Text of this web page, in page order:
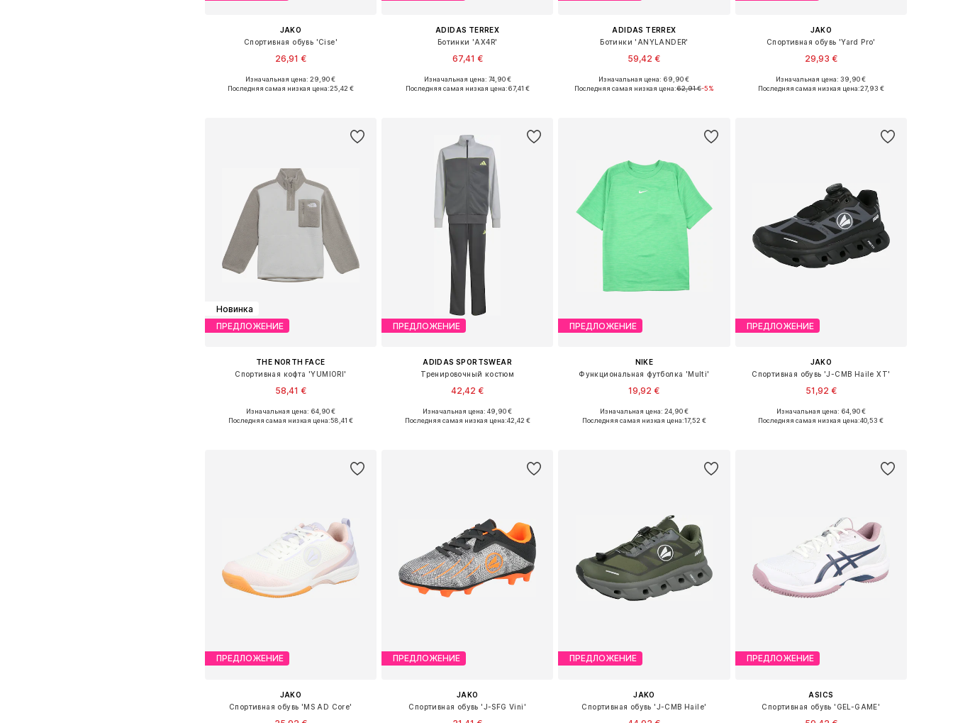
JAKO
Спортивная обувь 'Cise'
26,91 €
Доступно множество размеров
Изначальная цена: 29,90 €
Последняя самая низкая цена:25,42 €
ADIDAS TERREX
Ботинки 'AX4R'
67,41 €
Доступно множество размеров
Изначальная цена: 74,90 €
Последняя самая низкая цена:67,41 €
ADIDAS TERREX
Ботинки 'ANYLANDER'
59,42 €
Доступно множество размеров
Изначальная цена: 69,90 €
Последняя самая низкая цена:62,91 €-5%
JAKO
Спортивная обувь 'Yard Pro'
29,93 €
Доступные размеры: 40, 41
Изначальная цена: 39,90 €
Последняя самая низкая цена:27,93 €
Новинка
ПРЕДЛОЖЕНИЕ
THE NORTH FACE
Спортивная кофта 'YUMIORI'
58,41 €
Доступно множество размеров
Изначальная цена: 64,90 €
Последняя самая низкая цена:58,41 €
ПРЕДЛОЖЕНИЕ
ADIDAS SPORTSWEAR
Тренировочный костюм
42,42 €
+1
Изначальная цена: 49,90 €
Последняя самая низкая цена:42,42 €
ПРЕДЛОЖЕНИЕ
NIKE
Функциональная футболка 'Multi'
19,92 €
Доступно множество размеров
Изначальная цена: 24,90 €
Последняя самая низкая цена:17,52 €
ПРЕДЛОЖЕНИЕ
JAKO
Спортивная обувь 'J-CMB Haile XT'
51,92 €
Доступные размеры: 36, 37, 38, 39, 40, 41
Изначальная цена: 64,90 €
Последняя самая низкая цена:40,53 €
ПРЕДЛОЖЕНИЕ
JAKO
Спортивная обувь 'MS AD Core'
ПРЕДЛОЖЕНИЕ
JAKO
Спортивная обувь 'J-SFG Vini'
ПРЕДЛОЖЕНИЕ
JAKO
Спортивная обувь 'J-CMB Haile'
ПРЕДЛОЖЕНИЕ
ASICS
Спортивная обувь 'GEL-GAME'